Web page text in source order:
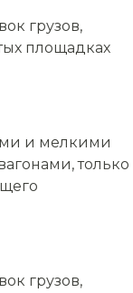
грузов,
площадках
и мелкими
только
грузов,